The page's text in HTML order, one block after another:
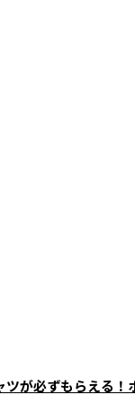
が必ずもらえる！